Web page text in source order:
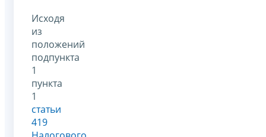
Исходя
из
положений
подпункта
1
пункта
1
статьи
419